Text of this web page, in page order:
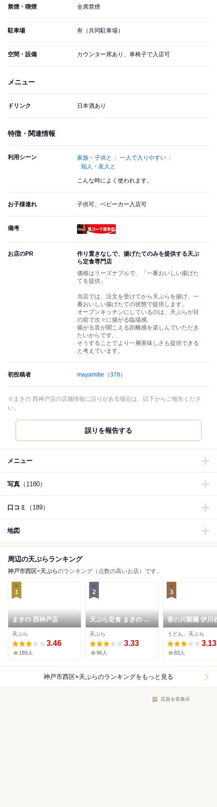
禁煙・喫煙 全席禁煙
駐車場 有（共同駐車場）
空間・設備 カウンター席あり、車椅子で入店可
メニュー
ドリンク 日本酒あり
特徴・関連情報
利用シーン 家族・子供と
一人で入りやすい
知人・友人と
こんな時によく使われます。
お子様連れ 子供可、ベビーカー入店可
備考
お店のPR
作り置きなしで、揚げたてのみを提供する天ぷ
ら定食専門店
価格はリーズナブルで、「一番おいしい揚げた
てを提供」
当店では、注文を受けてから天ぷらを揚げ、一
番おいしい揚げたての状態で提供します。
オープンキッチンにしているのは、天ぷらが目
の前で次々に揚がる臨場感、
揚がる音が聞こえる距離感を楽しんでいただき
たいからです。
そうすることでより一層美味しさも提供できる
と考えています。
初投稿者 mayamitie （378）
※まきの 西神戸店の店舗情報に誤りがある場合は、以下からご報告くださ
い。
誤りを報告する
メニュー
写真 （1180）
口コミ （189）
地図
周辺の天ぷらランキング
神戸市西区×天ぷらのランキング（点数の高いお店）です。
1
まきの 西神戸店
天ぷら
3.46
189人
2
天ぷら定食 まきの 西
神中央プレンティ店
天ぷら
3.33
96人
3
香の川製麺 伊川
うどん、天ぷら
3.13
83人
神戸市西区×天ぷらのランキングをもっと見る
広告を非表示